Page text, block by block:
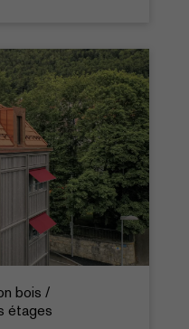
bois /
étages